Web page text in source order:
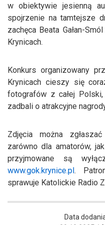
w obiektywie jesienną
spojrzenie na tamtejsze
zachęca Beata Gałan-
Krynicach.
Konkurs organizowany
Krynicach cieszy się
fotografów z całej
zadbali o atrakcyjne
Zdjęcia można
zarówno dla amatorów,
przyjmowane są
www.gok.krynice.pl.
sprawuje Katolickie Radio
Data